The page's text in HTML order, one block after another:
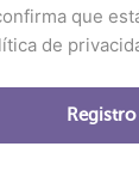
que
de